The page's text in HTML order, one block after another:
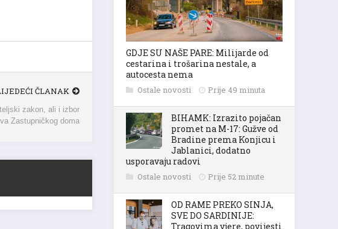
ČLANAK
zakon, ali i izbor
Zastupničkog doma
GDJE SU NAŠE PARE: Milijarde od
cestarina i trošarina nestale, a
autocesta nema
Ostale novosti Prije 49 minuta
BIHAMK: Izrazito pojačan
promet na M-17: Gužve od
Bradine prema Konjicu i
Jablanici, dodatno
usporavaju radovi
Ostale novosti Prije 52 minute
OD RAME PREKO SINJA,
SVE DO SARDINIJE:
Tragovima vjere, povijesti